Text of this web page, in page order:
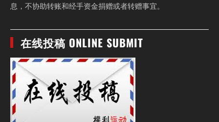
息，不协助转账和经手资金捐赠或者转赠事宜。
在线投稿 ONLINE SUBMIT